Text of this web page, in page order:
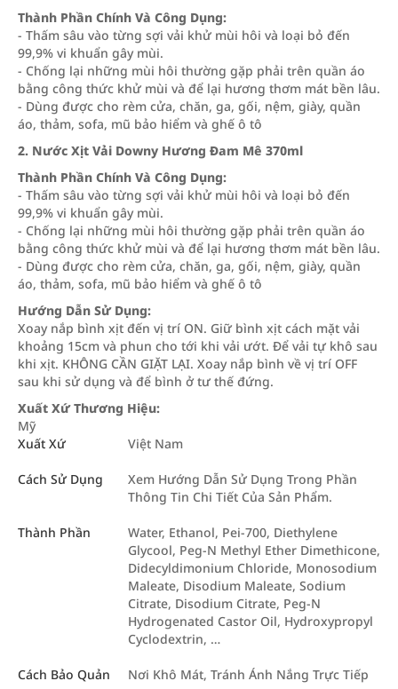
Thành Phần Chính Và Công Dụng:
- Thấm sâu vào từng sợi vải khử mùi hôi và loại bỏ đến
99,9% vi khuẩn gây mùi.
- Chống lại những mùi hôi thường gặp phải trên quần áo
bằng công thức khử mùi và để lại hương thơm mát bền lâu.
- Dùng được cho rèm cửa, chăn, ga, gối, nệm, giày, quần
áo, thảm, sofa, mũ bảo hiểm và ghế ô tô
2. Nước Xịt Vải Downy Hương Đam Mê 370ml
Thành Phần Chính Và Công Dụng:
- Thấm sâu vào từng sợi vải khử mùi hôi và loại bỏ đến
99,9% vi khuẩn gây mùi.
- Chống lại những mùi hôi thường gặp phải trên quần áo
bằng công thức khử mùi và để lại hương thơm mát bền lâu.
- Dùng được cho rèm cửa, chăn, ga, gối, nệm, giày, quần
áo, thảm, sofa, mũ bảo hiểm và ghế ô tô
Hướng Dẫn Sử Dụng:
Xoay nắp bình xịt đến vị trí ON. Giữ bình xịt cách mặt vải
khoảng 15cm và phun cho tới khi vải ướt. Để vải tự khô sau
khi xịt. KHÔNG CẦN GIẶT LẠI. Xoay nắp bình về vị trí OFF
sau khi sử dụng và để bình ở tư thế đứng.
Xuất Xứ Thương Hiệu:
Mỹ
Xuất Xứ
Việt Nam
Cách Sử Dụng
Xem Hướng Dẫn Sử Dụng Trong Phần
Thông Tin Chi Tiết Của Sản Phẩm.
Thành Phần
Water, Ethanol, Pei-700, Diethylene
Glycool, Peg-N Methyl Ether Dimethicone,
Didecyldimonium Chloride, Monosodium
Maleate, Disodium Maleate, Sodium
Citrate, Disodium Citrate, Peg-N
Hydrogenated Castor Oil, Hydroxypropyl
Cyclodextrin, …
Cách Bảo Quản Nơi Khô Mát, Tránh Ánh Nắng Trực Tiếp